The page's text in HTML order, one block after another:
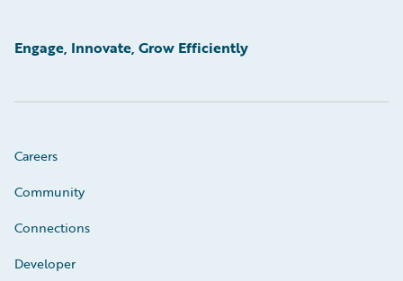
Engage, Innovate, Grow Efficiently
Careers
Community
Connections
Developer